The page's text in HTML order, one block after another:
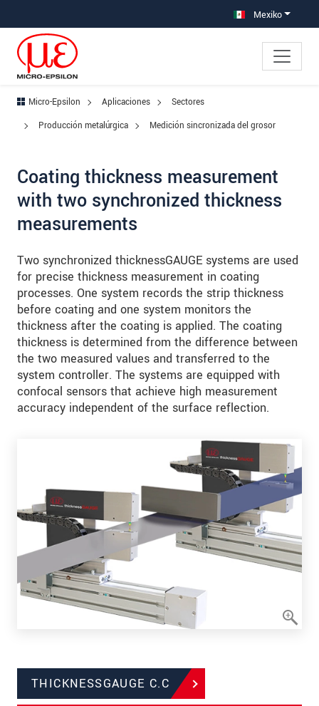
Saltar directamente a la navegación principal Mexiko
Micro-Epsilon Aplicaciones
Sectores
Producción metalúrgica
Medición sincronizada del grosor
Coating thickness measurement
with two synchronized thickness
measurements
Two synchronized thicknessGAUGE systems are used
for precise thickness measurement in coating
processes. One system records the strip thickness
before coating and one system monitors the
thickness after the coating is applied. The coating
thickness is determined from the difference between
the two measured values and transferred to the
system controller. The systems are equipped with
confocal sensors that achieve high measurement
accuracy independent of the surface reflection.
THICKNESSGAUGE C.C